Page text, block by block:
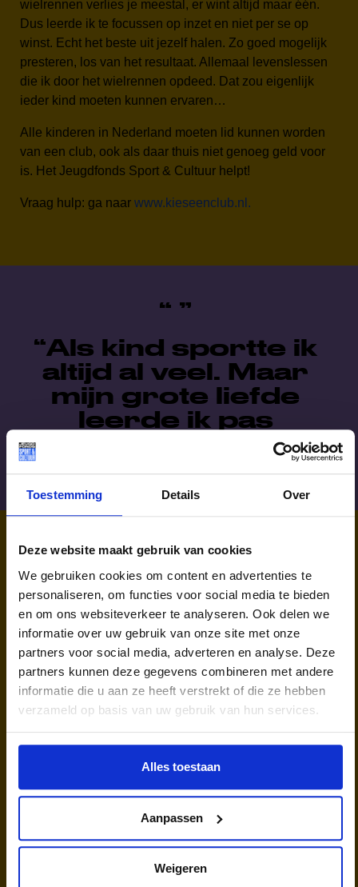
Toestemming Details Over
Deze website maakt gebruik van cookies
We gebruiken cookies om content en advertenties te
personaliseren, om functies voor social media te bieden
en om ons websiteverkeer te analyseren. Ook delen we
informatie over uw gebruik van onze site met onze
partners voor social media, adverteren en analyse. Deze
partners kunnen deze gegevens combineren met andere
informatie die u aan ze heeft verstrekt of die ze hebben
verzameld op basis van uw gebruik van hun services.
Alles toestaan
Aanpassen
Weigeren
wielrennen verlies je meestal, er wint altijd maar één.
Dus leerde ik te focussen op inzet en niet per se op
winst. Echt het beste uit jezelf halen. Zo goed mogelijk
presteren, los van het resultaat. Allemaal levenslessen
die ik door het wielrennen opdeed. Dat zou eigenlijk
ieder kind moeten kunnen ervaren…
Alle kinderen in Nederland moeten lid kunnen worden
van een club, ook als daar thuis niet genoeg geld voor
is. Het Jeugdfonds Sport & Cultuur helpt!
Vraag hulp: ga naar www.kieseenclub.nl.
Als kind sportte ik
altijd al veel. Maar
mijn grote liefde
leerde ik pas
kennen toen ik 14
was. De fiets.
WIST JE DAT IN
NEDERLAND?
kinderen en jongeren werden in
2025 via ons lid van een club.